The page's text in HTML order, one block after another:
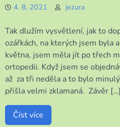
4. 8. 2021 jezura
Tak dlužím vysvětlení, jak to
ozářkách, na kterých jsem byla
května, jsem měla jít po třech
ortopedii. Když jsem se
až za tři neděla a to bylo
přišla velmi zklamaná. Závěr […]
Číst více